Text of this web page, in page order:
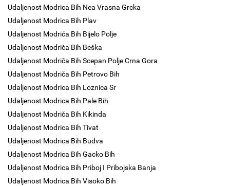
Udaljenost Modrica Bih Nea Vrasna Grcka
Udaljenost Modrica Bih Plav
Udaljenost Modrića Bih Bijelo Polje
Udaljenost Modriča Bih Beška
Udaljenost Modriča Bih Scepan Polje Crna Gora
Udaljenost Modriča Bih Petrovo Bih
Udaljenost Modrica Bih Loznica Sr
Udaljenost Modrica Bih Pale Bih
Udaljenost Modriča Bih Kikinda
Udaljenost Modrica Bih Tivat
Udaljenost Modrica Bih Budva
Udaljenost Modrica Bih Gacko Bih
Udaljenost Modrica Bih Priboj I Pribojska Banja
Udaljenost Modrica Bih Visoko Bih